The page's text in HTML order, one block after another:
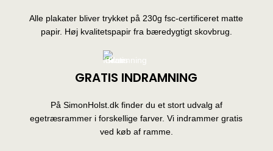
Alle plakater bliver trykket på 230g fsc-certificeret matte
papir. Høj kvalitetspapir fra bæredygtigt skovbrug.
GRATIS INDRAMNING
På SimonHolst.dk finder du et stort udvalg af
egetræsrammer i forskellige farver. Vi indrammer gratis
ved køb af ramme.